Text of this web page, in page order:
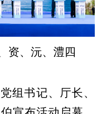
资、沅、澧四
组书记、厅长、